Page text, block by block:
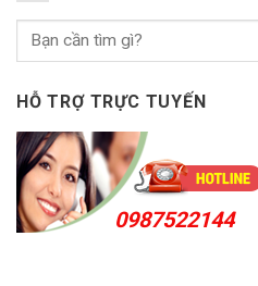
Sóng
HỖ TRỢ TRỰC TUYẾN
0987522144